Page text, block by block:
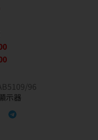
96
示器